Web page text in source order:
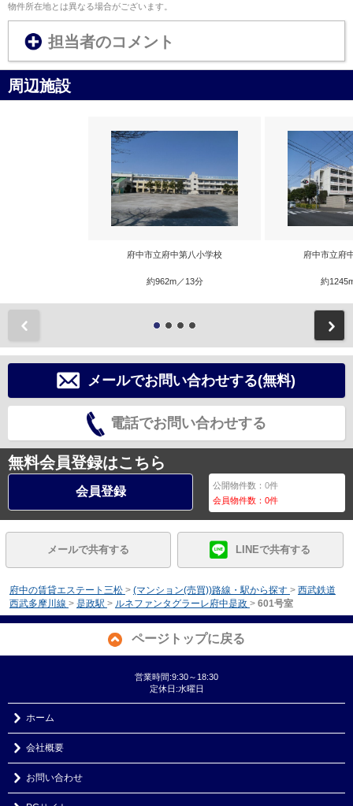
物件所在地とは異なる場合がございます。
担当者のコメント
周辺施設
府中市立府中第八小学校
約962m／13分
府中市立府
約
メールでお問い合わせする(無料)
電話でお問い合わせする
無料会員登録はこちら
会員登録 公開物件数：0件
会員物件数：0件
メールで共有する LINEで共有する
府中の賃貸エステート三松 > (マンション(売買))路線・駅から探す > 西武鉄道
西武多摩川線 > 是政駅 > ルネファンタグラーレ府中是政 > 601号室
ページトップに戻る
営業時間:9:30～18:30
定休日:水曜日
ホーム
会社概要
お問い合わせ